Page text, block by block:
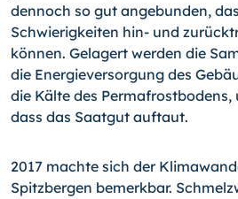
dennoch so gut angebunden,
Schwierigkeiten hin- und
können. Gelagert werden die
die Energieversorgung des
die Kälte des Permafrostbodens,
dass das Saatgut auftaut.
2017 machte sich der
Spitzbergen bemerkbar.